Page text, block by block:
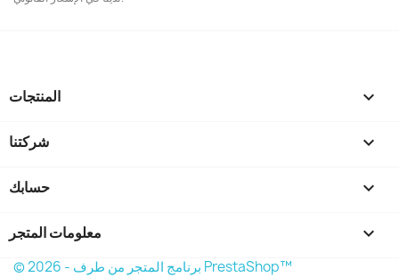
المنتجات 
شركتنا 
حسابك 
معلومات المتجر keyboard_arrow_down
© 2026 - برنامج المتجر من طرف PrestaShop™